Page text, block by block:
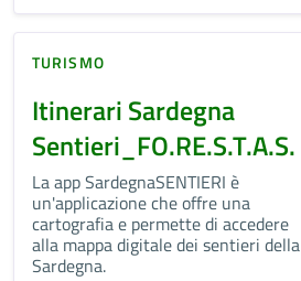
TURISMO
Itinerari Sardegna
Sentieri_FO.RE.S.T.A.S.
La app SardegnaSENTIERI è
un'applicazione che offre una
cartografia e permette di accedere
alla mappa digitale dei sentieri della
Sardegna.